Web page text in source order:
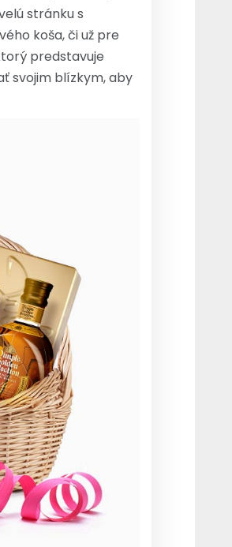
stránku s
koša, či už pre
predstavuje
svojim blízkym, aby